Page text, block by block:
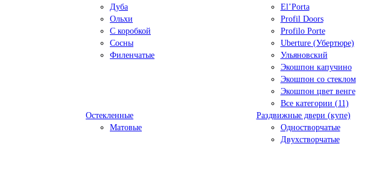
Дуба
Ольхи
С коробкой
Сосны
Филенчатые
El’Porta
Profil Doors
Profilo Porte
Uberture (Убертюре)
Ульяновский
Экошпон капучино
Экошпон со стеклом
Экошпон цвет венге
Все категории (11)
Остекленные
Матовые
Раздвижные двери (купе)
Одностворчатые
Двухстворчатые